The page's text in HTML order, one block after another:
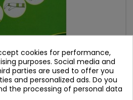
UKŁADU RUCHU
Marcin Zawadzki
cookies for performance,
purposes. Social media and
parties are used to offer you
and personalized ads. Do you
the processing of personal data